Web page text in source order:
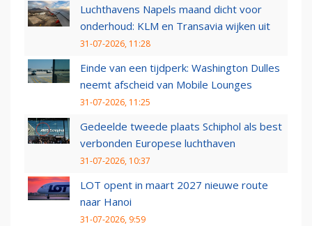
Luchthavens Napels maand dicht voor
onderhoud: KLM en Transavia wijken uit
31-07-2026, 11:28
Einde van een tijdperk: Washington Dulles
neemt afscheid van Mobile Lounges
31-07-2026, 11:25
Gedeelde tweede plaats Schiphol als best
verbonden Europese luchthaven
31-07-2026, 10:37
LOT opent in maart 2027 nieuwe route
naar Hanoi
31-07-2026, 9:59